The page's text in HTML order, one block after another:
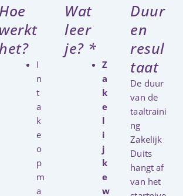
Hoe
werkt
I
n
t
a
k
e
o
p
m
a
Wat
leer
je? *
Z
a
k
e
l
i
j
k
e
w
Duur
en
resul
taat
De duur
van de
taaltraini
ng
Zakelijk
Duits
hangt af
van het